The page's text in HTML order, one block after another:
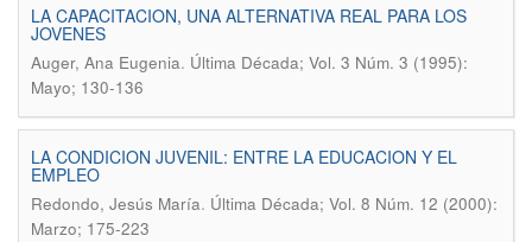
LA CAPACITACION, UNA ALTERNATIVA REAL PARA LOS
JOVENES
Auger, Ana Eugenia. Última Década; Vol. 3 Núm. 3 (1995):
Mayo; 130-136
LA CONDICION JUVENIL: ENTRE LA EDUCACION Y EL
EMPLEO
Redondo, Jesús María. Última Década; Vol. 8 Núm. 12 (2000):
Marzo; 175-223